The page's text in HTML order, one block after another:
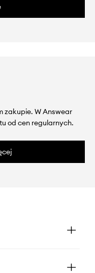
zakupie. W Answear
od cen regularnych.